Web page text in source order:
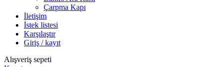
Çarpma Kapı
İletişim
İstek listesi
Karşılaştır
Giriş / kayıt
Alışveriş sepeti